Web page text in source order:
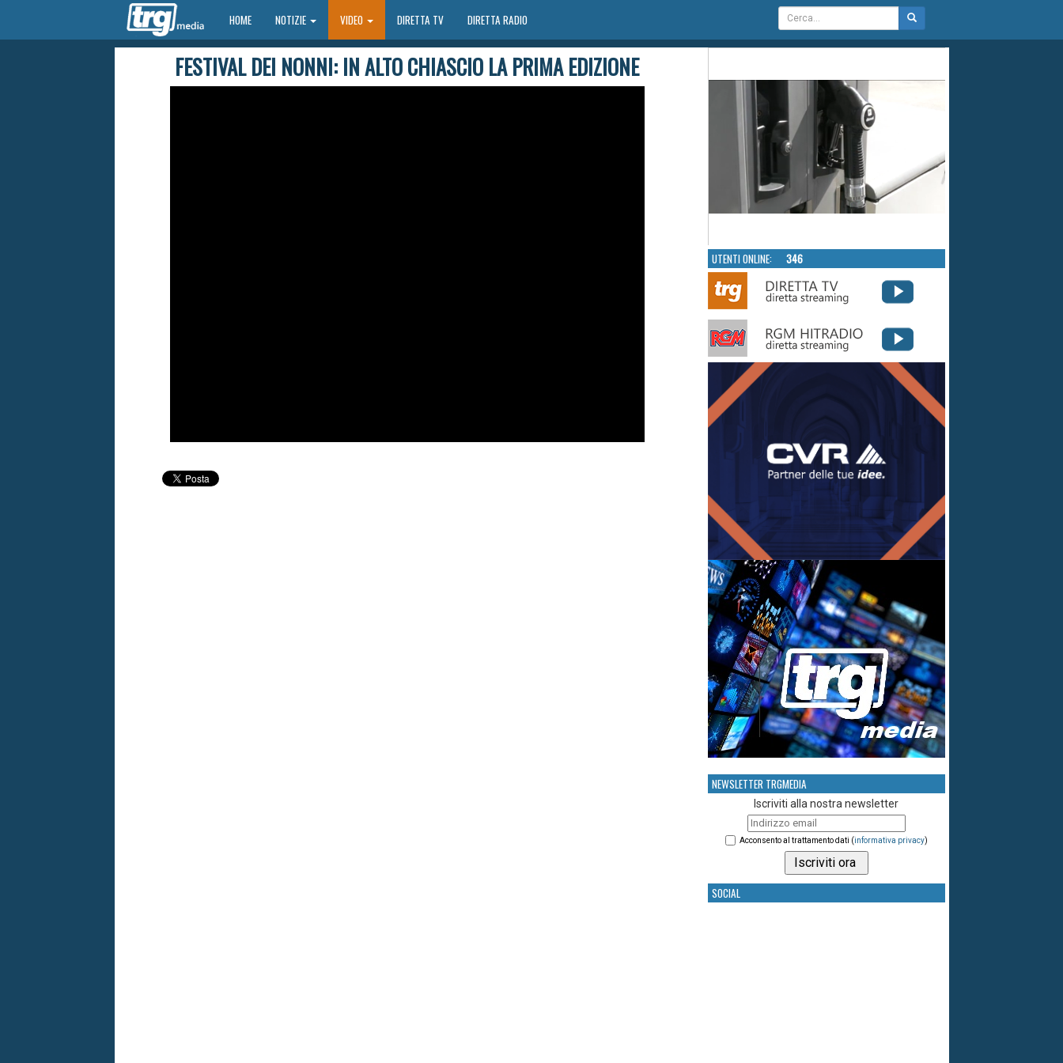
HOMEHOME NOTIZIE VIDEO DIRETTA TV DIRETTA RADIO
FESTIVAL DEI NONNI: IN ALTO CHIASCIO LA PRIMA EDIZIONE
UTENTI ONLINE: 346
NEWSLETTER TRGMEDIA
Iscriviti alla nostra newsletter
Acconsento al trattamento dati (informativa privacy)
SOCIAL